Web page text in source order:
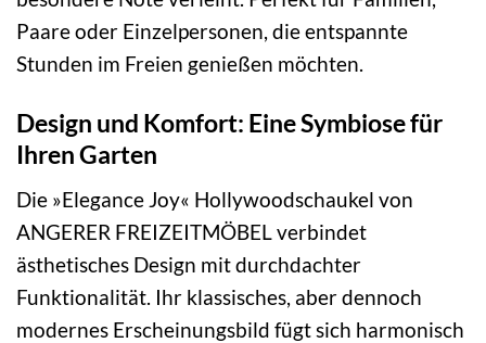
Paare oder Einzelpersonen, die entspannte
Stunden im Freien genießen möchten.
Design und Komfort: Eine Symbiose für
Ihren Garten
Die »Elegance Joy« Hollywoodschaukel von
ANGERER FREIZEITMÖBEL verbindet
ästhetisches Design mit durchdachter
Funktionalität. Ihr klassisches, aber dennoch
modernes Erscheinungsbild fügt sich harmonisch